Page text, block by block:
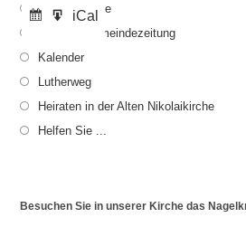
Abonnieren
iCal
Export
iCal
Gottesdienste
Aktuelle Gemeindezeitung
Kalender
Lutherweg
Heiraten in der Alten Nikolaikirche
Helfen Sie ...
Besuchen Sie in unserer Kirche das